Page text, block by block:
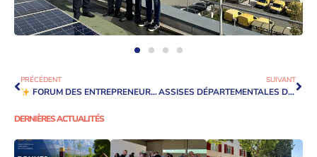
PRÉCÉDENT
FORUM DES ENTREPRENEURS – EDITION 2024
SUIVANT
ASSISES DÉPARTEMENTALES DES ACHATS SOCIALEMENT RESPONSABLES
DERNIÈRES ACTUALITÉS